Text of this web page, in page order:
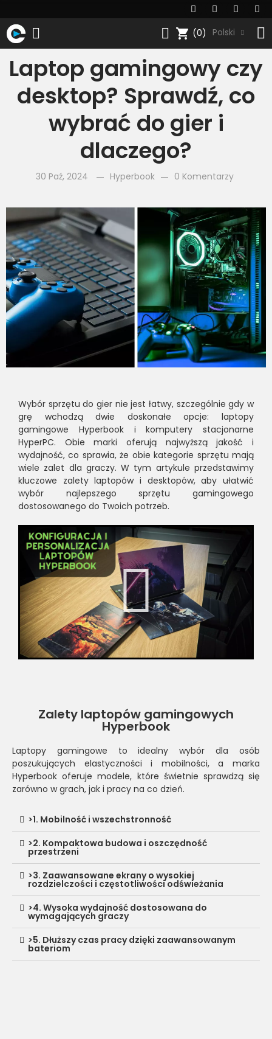
shopping_cart (0) Polski
Laptop gamingowy czy
desktop? Sprawdź, co
wybrać do gier i
dlaczego?
30 Paź, 2024 Hyperbook 0 Komentarzy
Wybór sprzętu do gier nie jest łatwy, szczególnie gdy w
grę wchodzą dwie doskonałe opcje: laptopy
gamingowe Hyperbook i komputery stacjonarne
HyperPC. Obie marki oferują najwyższą jakość i
wydajność, co sprawia, że obie kategorie sprzętu mają
wiele zalet dla graczy. W tym artykule przedstawimy
kluczowe zalety laptopów i desktopów, aby ułatwić
wybór najlepszego sprzętu gamingowego
dostosowanego do Twoich potrzeb.
Zalety laptopów gamingowych
Hyperbook
Laptopy gamingowe to idealny wybór dla osób
poszukujących elastyczności i mobilności, a marka
Hyperbook oferuje modele, które świetnie sprawdzą się
zarówno w grach, jak i pracy na co dzień.
>1. Mobilność i wszechstronność
>2. Kompaktowa budowa i oszczędność
przestrzeni
>3. Zaawansowane ekrany o wysokiej
rozdzielczości i częstotliwości odświeżania
>4. Wysoka wydajność dostosowana do
wymagających graczy
>5. Dłuższy czas pracy dzięki zaawansowanym
bateriom